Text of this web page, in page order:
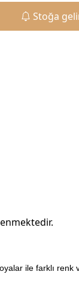
Stoğa
ile farklı renk